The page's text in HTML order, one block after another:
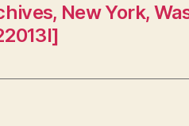
New York,